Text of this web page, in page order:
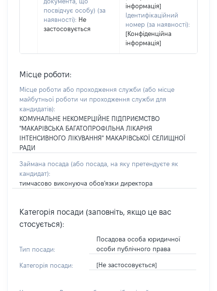
посвідчує особу) (за
наявності): Не
застосовується
інформація]
Ідентифікаційний
номер (за наявності):
[Конфіденційна
інформація]
Місце роботи:
Місце роботи або проходження служби (або місце
майбутньої роботи чи проходження служби для
кандидатів):
КОМУНАЛЬНЕ НЕКОМЕРЦІЙНЕ ПІДПРИЄМСТВО
"МАКАРІВСЬКА БАГАТОПРОФІЛЬНА ЛІКАРНЯ
ІНТЕНСИВНОГО ЛІКУВАННЯ" МАКАРІВСЬКОЇ СЕЛИЩНОЇ
РАДИ
Займана посада (або посада, на яку претендуєте як
кандидат):
тимчасово виконуюча обов'язки директора
Категорія посади (заповніть, якщо це вас
стосується):
Тип посади:
Посадова особа юридичної
особи публічного права
Категорія посади: [Не застосовується]